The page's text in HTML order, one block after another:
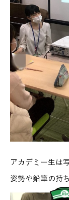
アカデミー生は
姿勢や鉛筆の持